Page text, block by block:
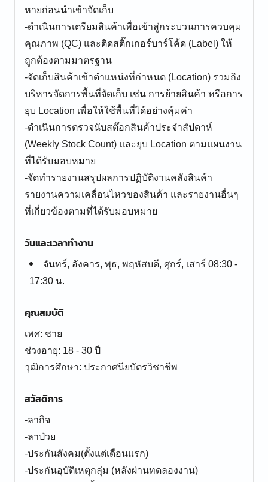
หายก่อนนำเข้าจัดเก็บ
-ดำเนินการเตรียมสินค้าเพื่อเข้าสู่กระบวนการควบคุม
คุณภาพ (QC) และติดสติ๊กเกอร์บาร์โค้ด (Label) ให้
ถูกต้องตามมาตรฐาน
-จัดเก็บสินค้าเข้าตำแหน่งที่กำหนด (Location) รวมถึง
บริหารจัดการพื้นที่จัดเก็บ เช่น การย้ายสินค้า หรือการ
ยุบ Location เพื่อให้ใช้พื้นที่ได้อย่างคุ้มค่า
-ดำเนินการตรวจนับสต๊อกสินค้าประจำสัปดาห์
(Weekly Stock Count) และยุบ Location ตามแผนงาน
ที่ได้รับมอบหมาย
-จัดทำรายงานสรุปผลการปฏิบัติงานคลังสินค้า
รายงานความเคลื่อนไหวของสินค้า และรายงานอื่นๆ
ที่เกี่ยวข้องตามที่ได้รับมอบหมาย
วันและเวลาทำงาน
จันทร์, อังคาร, พุธ, พฤหัสบดี, ศุกร์, เสาร์ 08:30 -
17:30 น.
คุณสมบัติ
เพศ: ชาย
ช่วงอายุ: 18 - 30 ปี
สวัสดิการ
-ลากิจ
-ลาป่วย
-ประกันสังคม(ตั้งแต่เดือนแรก)
-ประกันอุบัติเหตุกลุ่ม (หลังผ่านทดลองงาน)